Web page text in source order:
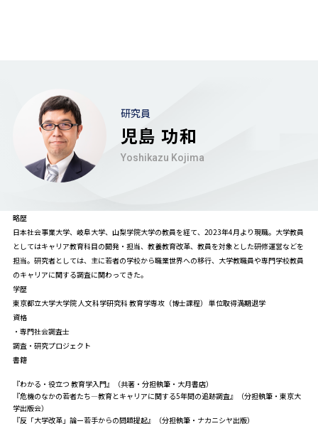
研究員
児島 功和
Yoshikazu Kojima
略歴
日本社会事業大学、岐阜大学、山梨学院大学の教員を経て、2023年4月より現職。大学教員
としてはキャリア教育科目の開発・担当、教養教育改革、教員を対象とした研修運営などを
担当。研究者としては、主に若者の学校から職業世界への移行、大学教職員や専門学校教員
のキャリアに関する調査に関わってきた。
学歴
東京都立大学大学院 人文科学研究科 教育学専攻（博士課程） 単位取得満期退学
資格
・専門社会調査士
調査・研究プロジェクト
書籍
『わかる・役立つ 教育学入門』（共著・分担執筆・大月書店）
『危機のなかの若者たち―教育とキャリアに関する5年間の追跡調査』（分担執筆・東京大
学出版会）
『反「大学改革」論ー若手からの問題提起』（分担執筆・ナカニシヤ出版）